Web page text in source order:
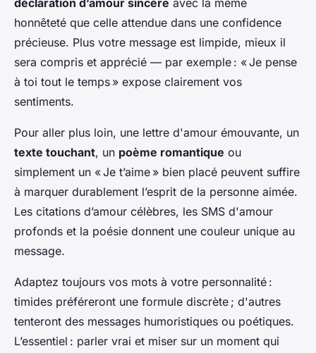
déclaration d’amour sincère avec la même
honnêteté que celle attendue dans une confidence
précieuse. Plus votre message est limpide, mieux il
sera compris et apprécié — par exemple : « Je pense
à toi tout le temps » expose clairement vos
sentiments.
Pour aller plus loin, une lettre d'amour émouvante, un
texte touchant, un poème romantique ou
simplement un « Je t’aime » bien placé peuvent suffire
à marquer durablement l’esprit de la personne aimée.
Les citations d’amour célèbres, les SMS d'amour
profonds et la poésie donnent une couleur unique au
message.
Adaptez toujours vos mots à votre personnalité :
timides préféreront une formule discrète ; d'autres
tenteront des messages humoristiques ou poétiques.
L’essentiel : parler vrai et miser sur un moment qui